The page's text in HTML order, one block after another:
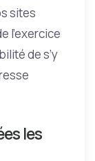
sites
l’exercice
de s’y
les